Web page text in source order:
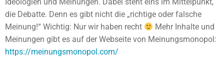
die Debatte. Denn es gibt nicht die „richtige oder falsche
Meinung!“ Wichtig: Nur wir haben recht
Mehr Inhalte und
Meinungen gibt es auf der Webseite von Meinungsmonopol:
https://meinungsmonopol.com/